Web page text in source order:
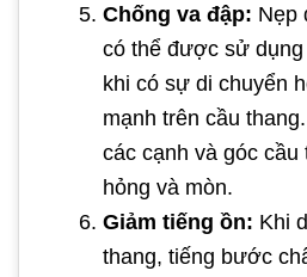
Chống va đập: Nẹp
có thể được sử
khi có sự di chuyển
mạnh trên cầu
các cạnh và góc
hỏng và mòn.
Giảm tiếng ồn: Khi
thang, tiếng bước